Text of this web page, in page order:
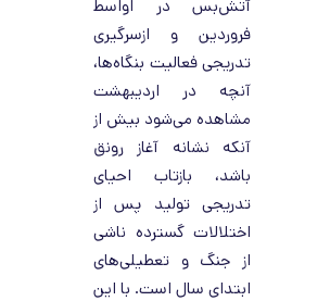
آتش‌بس در اواسط
فروردین و ازسرگیری
تدریجی فعالیت بنگاه‌ها،
آنچه در اردیبهشت
مشاهده می‌شود بیش از
آنکه نشانه آغاز رونق
باشد، بازتاب احیای
تدریجی تولید پس از
اختلالات گسترده ناشی
از جنگ و تعطیلی‌های
ابتدای سال است. با این